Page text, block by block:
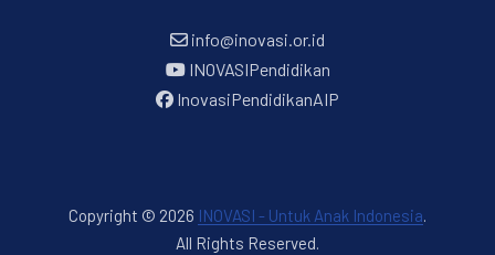
info@inovasi.or.id
INOVASIPendidikan
InovasiPendidikanAIP
Copyright © 2026 INOVASI - Untuk Anak Indonesia.
All Rights Reserved.